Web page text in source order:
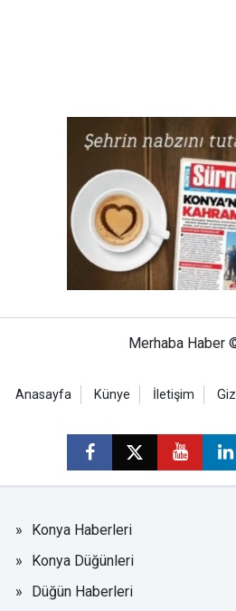
Merhaba Haber
Anasayfa Künye İletişim
Konya Haberleri
Konya Düğünleri
Düğün Haberleri